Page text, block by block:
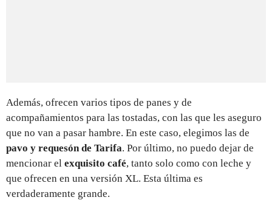
Además, ofrecen varios tipos de panes y de
acompañamientos para las tostadas, con las que les aseguro
que no van a pasar hambre. En este caso, elegimos las de
pavo y requesón de Tarifa. Por último, no puedo dejar de
mencionar el exquisito café, tanto solo como con leche y
que ofrecen en una versión XL. Esta última es
verdaderamente grande.